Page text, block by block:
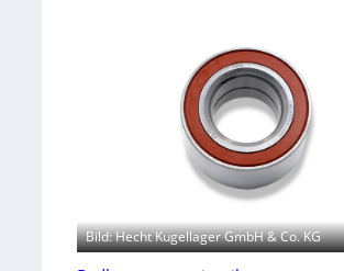
Bild: Hecht Kugellager GmbH & Co. KG